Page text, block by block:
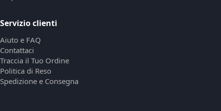
Servizio clienti
Aiuto e FAQ
Contattaci
Traccia il Tuo Ordine
Politica di Reso
Spedizione e Consegna